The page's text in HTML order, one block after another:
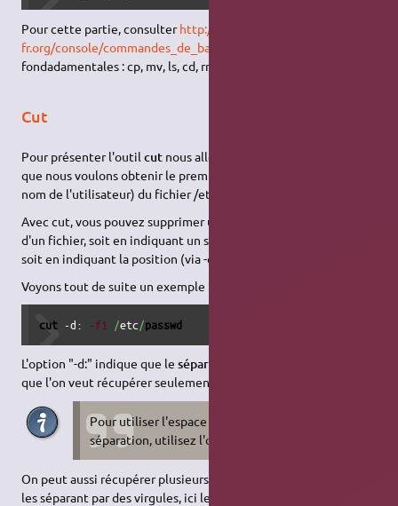
Pour cette partie, consulterhttp://doc.ubuntu-
fr.org/console/commandes_de_base
fondadamentales : cp, mv, ls, cd, rm, chmod, chown et find.
Cut
Pour présenter l'outilcut nous allons par exemple considérer
que nous voulons obtenir le premier mot (correspondant au
nom de l'utilisateur) du fichier /etc/passwd.
Avec cut, vous pouvez supprimer une partie de chaque ligne
d'un fichier, soit en indiquant un séparateur (avec l'option -d),
soit en indiquant la position (via -c).
Voyons tout de suite un exemple :
cut -d: -f1 /etc/passwd
L'option "-d:" indique que leséparateur
que l'on veut récupérer seulement la
Pour utiliser l'espace comme caractère de
séparation, utilisez l'option -d" ".
On peut aussi récupérer plusieurs parties en une seule fois en
les séparant par des virgules, ici les parties 1 et 5 :